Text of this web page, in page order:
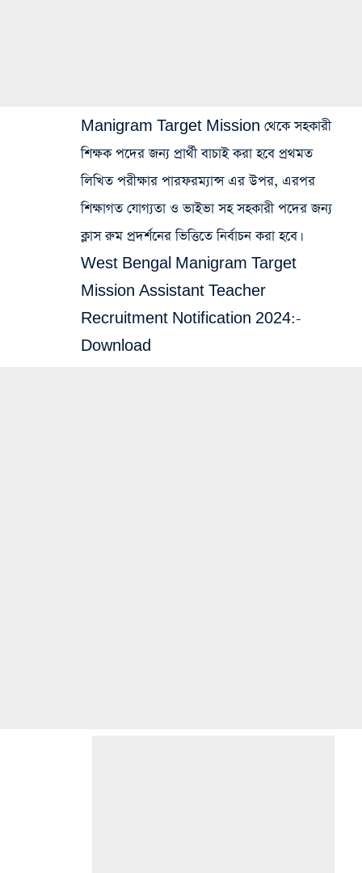
Manigram Target Mission থেকে সহকারী
শিক্ষক পদের জন্য প্রার্থী বাচাই করা হবে প্রথমত
লিখিত পরীক্ষার পারফরম্যান্স এর উপর, এরপর
শিক্ষাগত যোগ্যতা ও ভাইভা সহ সহকারী পদের জন্য
ক্লাস রুম প্রদর্শনের ভিত্তিতে নির্বাচন করা হবে।
West Bengal Manigram Target
Mission Assistant Teacher
Recruitment Notification 2024:-
Download